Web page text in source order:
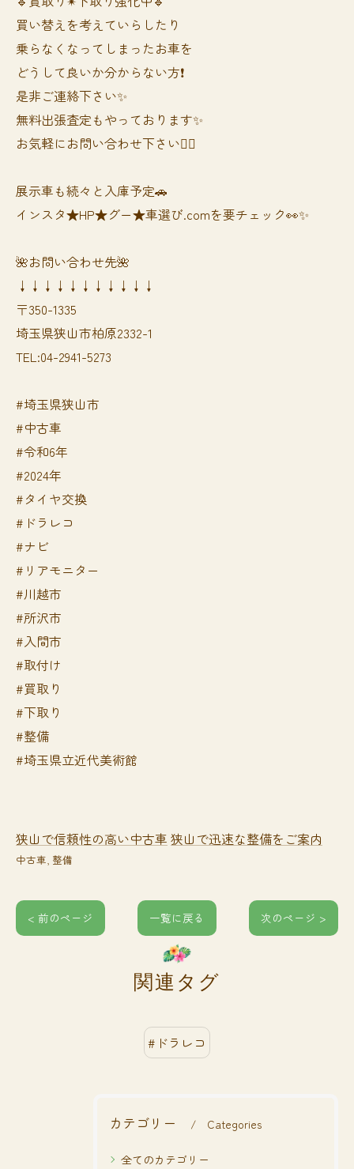
買い替えを考えていらしたり
乗らなくなってしまったお車を
どうして良いか分からない方❗️
是非ご連絡下さい✨
無料出張査定もやっております✨
お気軽にお問い合わせ下さい🙆‍♀️
展示車も続々と入庫予定🚗
インスタ★HP★グー★車選び.comを要チェック👀✨
🌺お問い合わせ先🌺
↓↓↓↓↓↓↓↓↓↓↓
〒350-1335
埼玉県狭山市柏原2332-1
TEL:04-2941-5273
#埼玉県狭山市
#中古車
#令和6年
#2024年
#タイヤ交換
#ドラレコ
#ナビ
#リアモニター
#川越市
#所沢市
#入間市
#取付け
#買取り
#下取り
#整備
#埼玉県立近代美術館
狭山で信頼性の高い中古車 狭山で迅速な整備をご案内
中古車 整備
< 前のページ 一覧に戻る 次のページ >
関連タグ
#ドラレコ
カテゴリー Categories
全てのカテゴリー